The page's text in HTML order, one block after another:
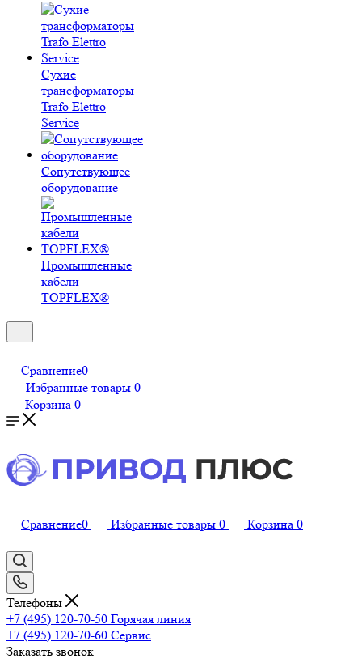
Сухие
трансформаторы
Trafo Elettro
Service
Сопутствующее
оборудование
Промышленные
кабели
TOPFLEX®
Сравнение0
Избранные товары 0
Корзина 0
Сравнение0 Избранные товары 0 Корзина 0
Телефоны
+7 (495) 120-70-50 Горячая линия
+7 (495) 120-70-60 Сервис
Заказать звонок